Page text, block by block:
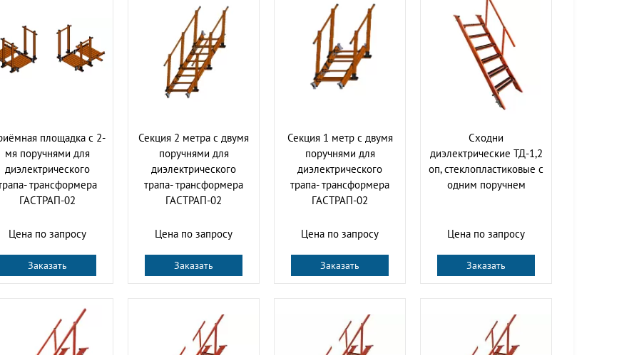
площадка с 2-
мя поручнями для
диэлектрического
трансформера
ГАСТРАП-02
Цена по запросу
Заказать
Секция 2 метра с двумя
поручнями для
диэлектрического
трапа- трансформера
ГАСТРАП-02
Цена по запросу
Заказать
Секция 1 метр с двумя
поручнями для
диэлектрического
трапа- трансформера
ГАСТРАП-02
Цена по запросу
Заказать
Сходни
диэлектрические ТД-1,2
оп, стеклопластиковые с
одним поручнем
Цена по запросу
Заказать